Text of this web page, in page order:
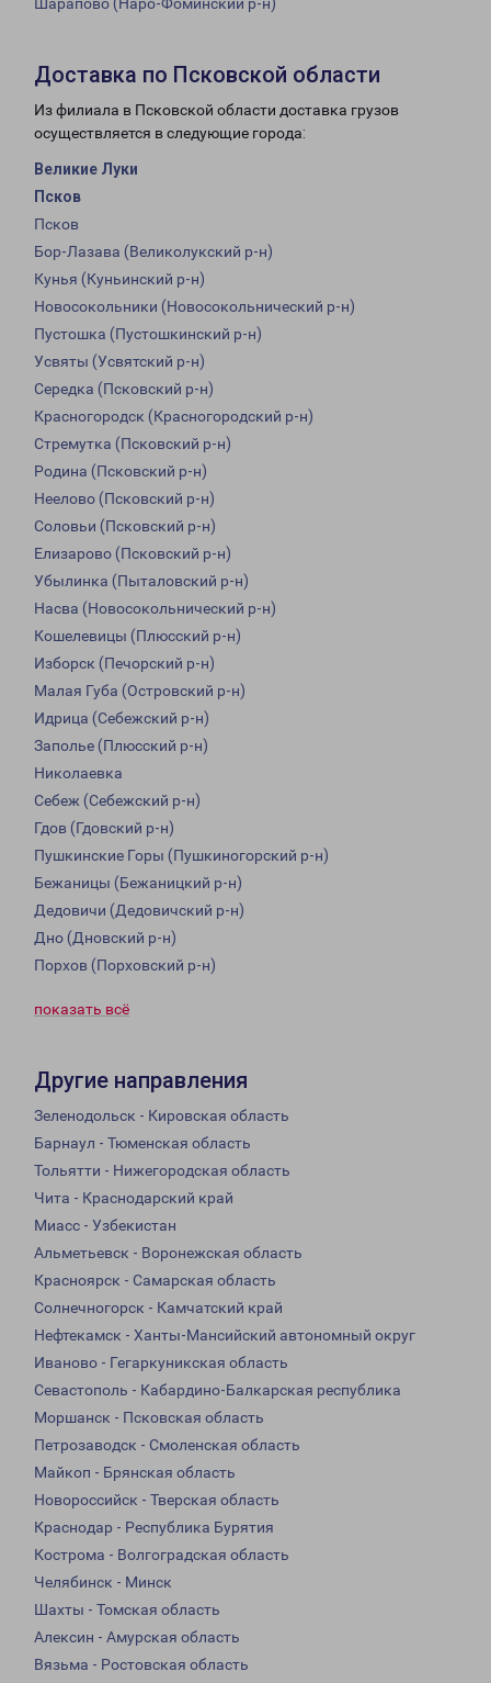
Шарапово (Наро-Фоминский р-н)
Доставка по Псковской области
Из филиала в Псковской области доставка грузов
осуществляется в следующие города:
Великие Луки
Псков
Псков
Бор-Лазава (Великолукский р-н)
Кунья (Куньинский р-н)
Новосокольники (Новосокольнический р-н)
Пустошка (Пустошкинский р-н)
Усвяты (Усвятский р-н)
Середка (Псковский р-н)
Красногородск (Красногородский р-н)
Стремутка (Псковский р-н)
Родина (Псковский р-н)
Неелово (Псковский р-н)
Соловьи (Псковский р-н)
Елизарово (Псковский р-н)
Убылинка (Пыталовский р-н)
Насва (Новосокольнический р-н)
Кошелевицы (Плюсский р-н)
Изборск (Печорский р-н)
Малая Губа (Островский р-н)
Идрица (Себежский р-н)
Заполье (Плюсский р-н)
Николаевка
Себеж (Себежский р-н)
Гдов (Гдовский р-н)
Пушкинские Горы (Пушкиногорский р-н)
Бежаницы (Бежаницкий р-н)
Дедовичи (Дедовичский р-н)
Дно (Дновский р-н)
Порхов (Порховский р-н)
показать всё
Другие направления
Зеленодольск - Кировская область
Барнаул - Тюменская область
Тольятти - Нижегородская область
Чита - Краснодарский край
Миасс - Узбекистан
Альметьевск - Воронежская область
Красноярск - Самарская область
Солнечногорск - Камчатский край
Нефтекамск - Ханты-Мансийский автономный округ
Иваново - Гегаркуникская область
Севастополь - Кабардино-Балкарская республика
Моршанск - Псковская область
Петрозаводск - Смоленская область
Майкоп - Брянская область
Новороссийск - Тверская область
Краснодар - Республика Бурятия
Кострома - Волгоградская область
Челябинск - Минск
Шахты - Томская область
Алексин - Амурская область
Вязьма - Ростовская область